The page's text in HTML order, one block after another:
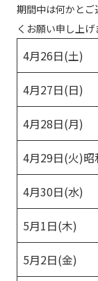
期間中は何かと
くお願い申し上げ
4月26日(土)
4月27日(日)
4月28日(月)
4月29日(火)昭
4月30日(水)
5月1日(木)
5月2日(金)